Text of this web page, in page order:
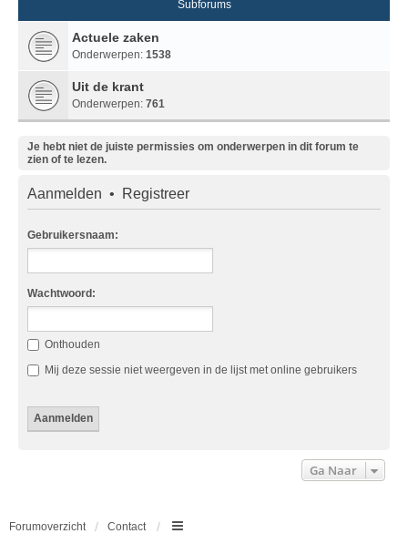
Subforums
Actuele zaken
Onderwerpen: 1538
Uit de krant
Onderwerpen: 761
Je hebt niet de juiste permissies om onderwerpen in dit forum te
zien of te lezen.
Aanmelden • Registreer
Gebruikersnaam:
Wachtwoord:
Onthouden
Mij deze sessie niet weergeven in de lijst met online gebruikers
Ga Naar
Forumoverzicht Contact